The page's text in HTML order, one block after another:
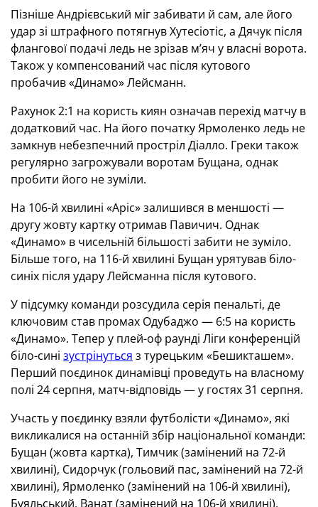
Пізніше Андрієвський міг забивати й сам, але його
удар зі штрафного потягнув Хутесіотіс, а Дячук після
флангової подачі ледь не зрізав м’яч у власні ворота.
Також у компенсований час після кутового
пробачив «Динамо» Лейсманн.
Рахунок 2:1 на користь киян означав перехід матчу в
додатковий час. На його початку Ярмоленко ледь не
замкнув небезпечний простріл Діалло. Греки також
регулярно загрожували воротам Бущана, однак
пробити його не зуміли.
На 106-й хвилині «Аріс» залишився в меншості —
другу жовту картку отримав Павичич. Однак
«Динамо» в чисельній більшості забити не зуміло.
Більше того, на 116-й хвилині Бущан урятував біло-
синіх після удару Лейсманна після кутового.
У підсумку команди розсудила серія пенальті, де
ключовим став промах Одубаджо — 6:5 на користь
«Динамо». Тепер у плей-оф раунді Ліги конференцій
біло-сині зустрінуться з турецьким «Бешикташем».
Перший поєдинок динамівці проведуть на власному
полі 24 серпня, матч-відповідь — у гостях 31 серпня.
Участь у поєдинку взяли футболісти «Динамо», які
викликалися на останній збір національної команди:
Бущан (жовта картка), Тимчик (замінений на 72-й
хвилині), Сидорчук (гольовий пас, замінений на 72-й
хвилині), Ярмоленко (замінений на 106-й хвилині),
Буяльський, Ванат (замінений на 106-й хвилині).